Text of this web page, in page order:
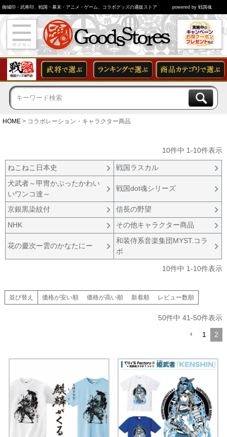
御城印・武将印、戦国・幕末・アニメ・ゲーム、コラボグッズの通販ストア powered by 戦国魂
HOME コラボレーション・キャラクター商品
10件中 1-10件表示
ねこねこ日本史
戦国ラスカル
犬武者～甲冑かぶったかわい
いワンコ達～
戦国dot魂シリーズ
京銀黒染紋付
信長の野望
NHK
その他キャラクター商品
花の慶次ー雲のかなたにー
和装侍系音楽集団MYST.コラ
ボ
10件中 1-10件表示
並び替え 価格が安い順 価格が高い順 新着順 レビュー数順
50件中 41-50件表示
1 2